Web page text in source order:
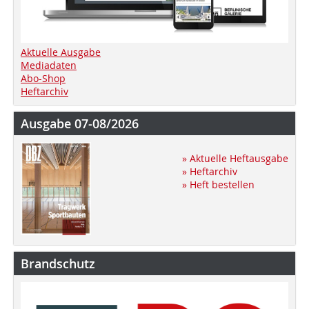
Aktuelle Ausgabe
Mediadaten
Abo-Shop
Heftarchiv
Ausgabe 07-08/2026
» Aktuelle Heftausgabe
» Heftarchiv
» Heft bestellen
Brandschutz